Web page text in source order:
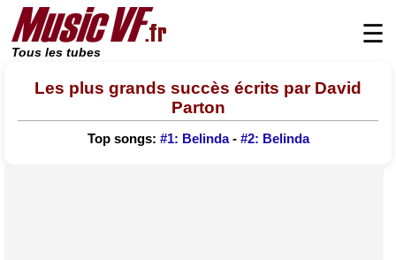
Tous les tubes
☰
Les plus grands succès écrits par David
Parton
Top songs: #1: Belinda- #2: Belinda